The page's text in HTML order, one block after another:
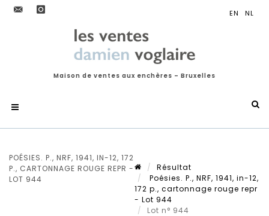
Maison de ventes aux enchères – Bruxelles
POÉSIES. P., NRF, 1941, IN-12, 172
P., CARTONNAGE ROUGE REPR -
LOT 944
Résultat
Poésies. P., NRF, 1941, in-12,
172 p., cartonnage rouge repr
- Lot 944
Lot n° 944